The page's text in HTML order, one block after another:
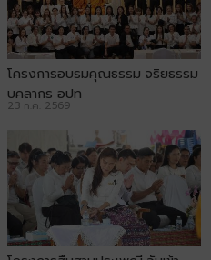
โครงการอบรมคุณธรรม จริยธรรม
บุคลากร อปท
23 ก.ค. 2569